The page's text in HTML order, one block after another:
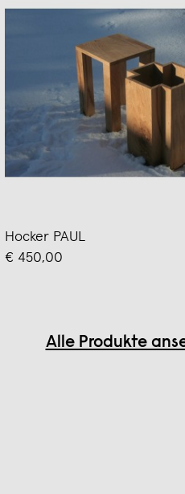
Hocker PAUL
€ 450,00
Alle Produkte